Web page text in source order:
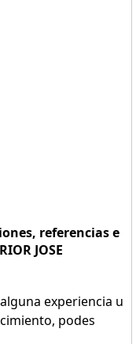
referencias e
JOSE
experiencia u
podes